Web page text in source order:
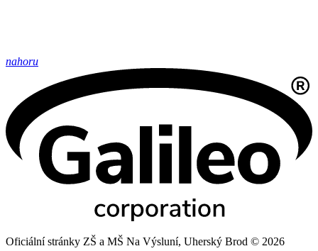
nahoru
Oficiální stránky ZŠ a MŠ Na Výsluní, Uherský Brod © 2026